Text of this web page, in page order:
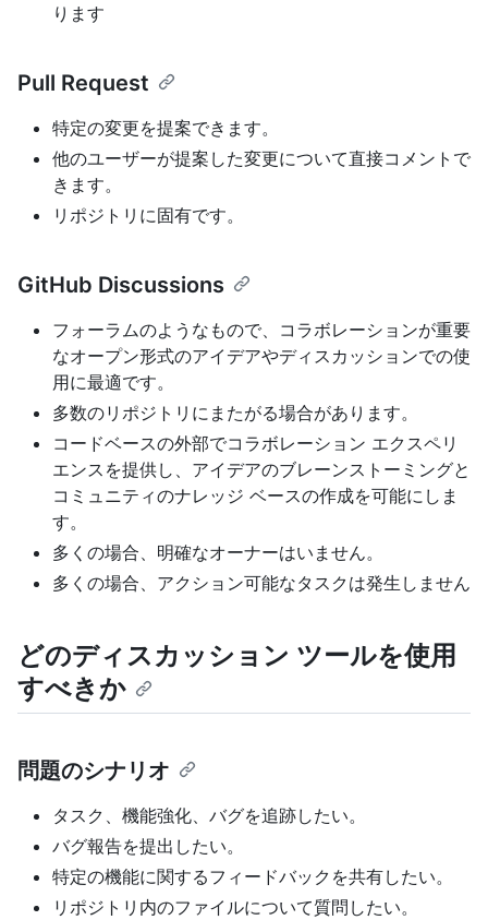
ります
Pull Request
特定の変更を提案できます。
他のユーザーが提案した変更について直接コメントで
きます。
リポジトリに固有です。
GitHub Discussions
フォーラムのようなもので、コラボレーションが重要
なオープン形式のアイデアやディスカッションでの使
用に最適です。
多数のリポジトリにまたがる場合があります。
コードベースの外部でコラボレーション エクスペリ
エンスを提供し、アイデアのブレーンストーミングと
コミュニティのナレッジ ベースの作成を可能にしま
す。
多くの場合、明確なオーナーはいません。
多くの場合、アクション可能なタスクは発生しません
どのディスカッション ツールを使用
すべきか
問題のシナリオ
タスク、機能強化、バグを追跡したい。
バグ報告を提出したい。
特定の機能に関するフィードバックを共有したい。
リポジトリ内のファイルについて質問したい。